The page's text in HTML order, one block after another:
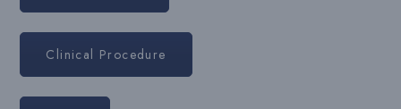
Clinical Procedure